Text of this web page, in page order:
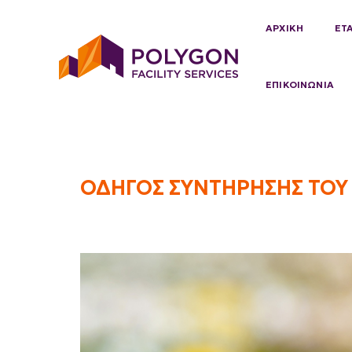
ΑΡΧΙΚΗ
ΕΠΙΚΟΙΝΩΝΙΑ
Οδηγός
του
Κτιρίου
ΟΔΗΓΟΣ ΣΥΝΤΗΡΗΣΗΣ ΤΟΥ